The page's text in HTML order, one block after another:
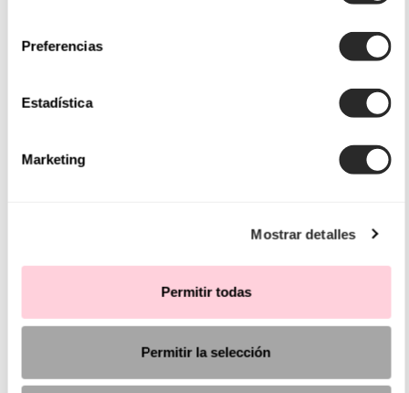
Preferencias
Estadística
Marketing
Mostrar detalles
Permitir todas
Permitir la selección